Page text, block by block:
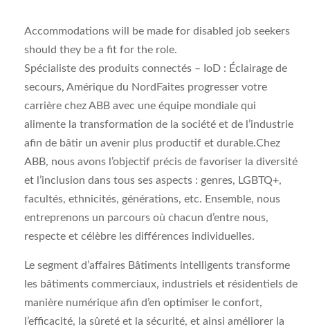
Accommodations will be made for disabled job seekers
should they be a fit for the role.
Spécialiste des produits connectés – IoD : Éclairage de
secours, Amérique du Nord Faites progresser votre
carrière chez ABB avec une équipe mondiale qui
alimente la transformation de la société et de l’industrie
afin de bâtir un avenir plus productif et durable.Chez
ABB, nous avons l’objectif précis de favoriser la diversité
et l’inclusion dans tous ses aspects : genres, LGBTQ+,
facultés, ethnicités, générations, etc. Ensemble, nous
entreprenons un parcours où chacun d’entre nous,
respecte et célèbre les différences individuelles.
Le segment d’affaires Bâtiments intelligents transforme
les bâtiments commerciaux, industriels et résidentiels de
manière numérique afin d’en optimiser le confort,
l’efficacité, la sûreté et la sécurité, et ainsi améliorer la